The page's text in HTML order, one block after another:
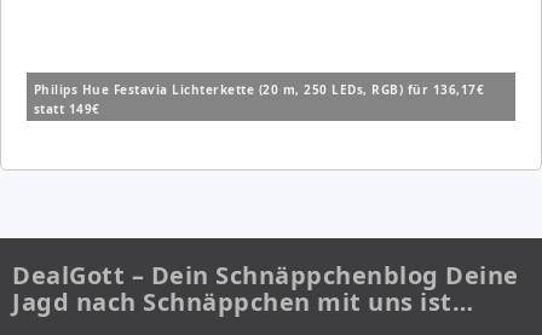
Philips Hue Festavia Lichterkette (20 m, 250 LEDs, RGB) für 136,17€
statt 149€
DealGott – Dein Schnäppchenblog Deine
Jagd nach Schnäppchen mit uns ist…